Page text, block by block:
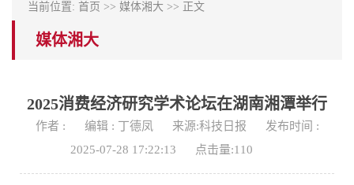
当前位置: 首页 >> 媒体湘大 >> 正文
媒体湘大
2025消费经济研究学术论坛在湖南湘潭举行
作者 : 编辑 : 丁德凤 来源:科技日报
发布时间 :
2025-07-28 17:22:13
点击量:110